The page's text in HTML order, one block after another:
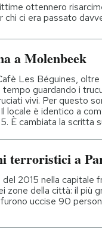
ottennero
chi ci era passato
a Molenbeek
Les Béguines,
guardando i
vivi. Per questo
locale è identico a
È cambiata la scritta
terroristici a
del 2015 nella
zone della città: il più
uccise 90